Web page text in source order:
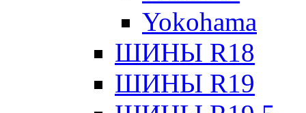
Yokohama
ШИНЫ R18
ШИНЫ R19